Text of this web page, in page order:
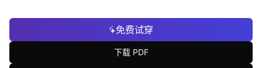
免费试穿
下载 PDF